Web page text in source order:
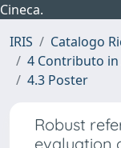
Cineca.
IRIS
Catalogo
4 Contributo
4.3 Poster
Robust
evaluation